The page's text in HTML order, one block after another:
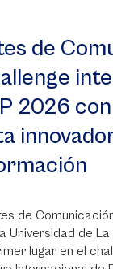
de
2026 con
de
Universidad de La
lugar en el